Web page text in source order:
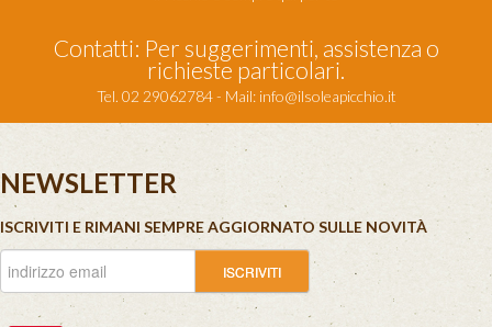
Contatti: Per suggerimenti, assistenza o
richieste particolari.
Tel. 02 29062784 - Mail: info@ilsoleapicchio.it
NEWSLETTER
ISCRIVITI E RIMANI SEMPRE AGGIORNATO SULLE NOVITÀ